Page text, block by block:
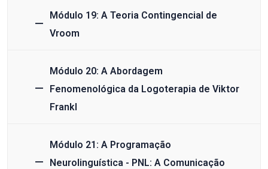
Módulo 19: A Teoria Contingencial de
Vroom
Módulo 20: A Abordagem
Fenomenológica da Logoterapia de Viktor
Frankl
Módulo 21: A Programação
Neurolinguística - PNL: A Comunicação